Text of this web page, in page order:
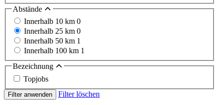
Abstände
Innerhalb 10 km 0
Innerhalb 25 km 0
Innerhalb 50 km 1
Innerhalb 100 km 1
Bezeichnung
Topjobs
Filter anwenden Filter löschen